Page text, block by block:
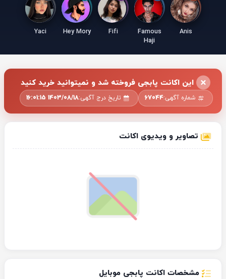
Anis
Famous
Haji
Fifi
Hey Mory
Yaci
این اکانت پابجی فروخته شد و نمیتوانید خرید کنید
شماره آگهی:67044 تاریخ درج آگهی:1403/08/18 16:01:15
تصاویر و ویدیوی اکانت
مشخصات اکانت پابجی موبایل